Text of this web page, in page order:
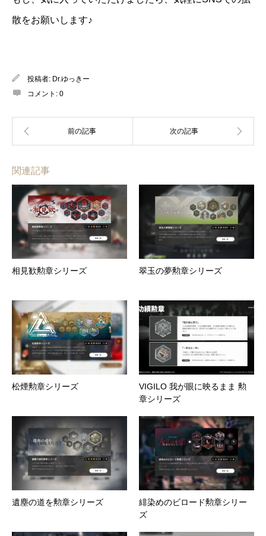
散をお願いします♪
投稿者: Dr.ゆっきー
コメント: 0
関連記事
相見歓勲章シリーズ 翠玉の夢勲章シリーズ
松煙勲章シリーズ
VIGILO 我が眼に映るまま 勲
章シリーズ
遺塵の道を勲章シリーズ
緋染めのビロード勲章シリー
ズ